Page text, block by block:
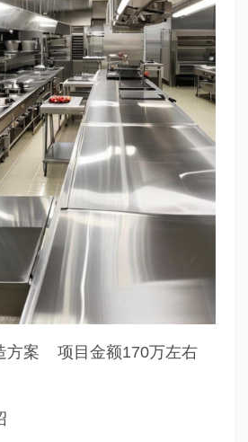
方案 项目金额170万左右